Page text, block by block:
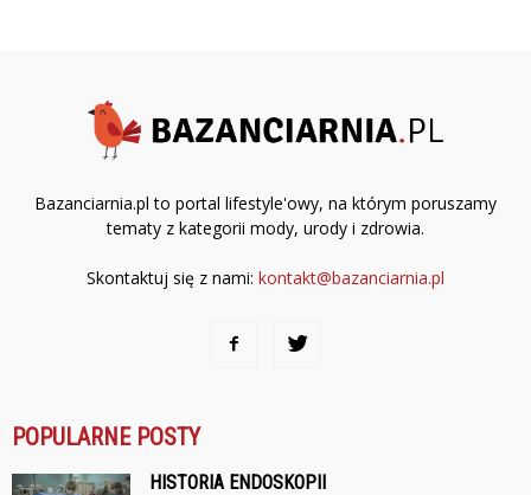
Bazanciarnia.pl to portal lifestyle'owy, na którym poruszamy
tematy z kategorii mody, urody i zdrowia.
Skontaktuj się z nami: kontakt@bazanciarnia.pl
POPULARNE POSTY
HISTORIA ENDOSKOPII